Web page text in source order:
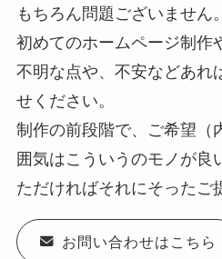
もちろん問題ございません。
初めてのホームページ制作
不明な点や、不安などあれ
せください。
制作の前段階で、ご希望（
囲気はこういうのモノが良
ただければそれにそったご
お問い合わせはこちら